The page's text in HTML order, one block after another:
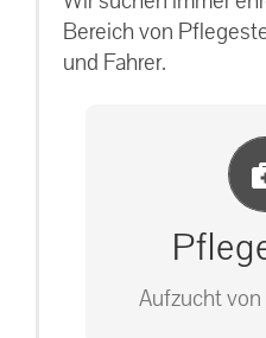
Bereich von
und Fahrer.
Aufzucht